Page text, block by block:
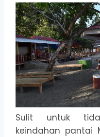
Sulit untuk
keindahan pantai